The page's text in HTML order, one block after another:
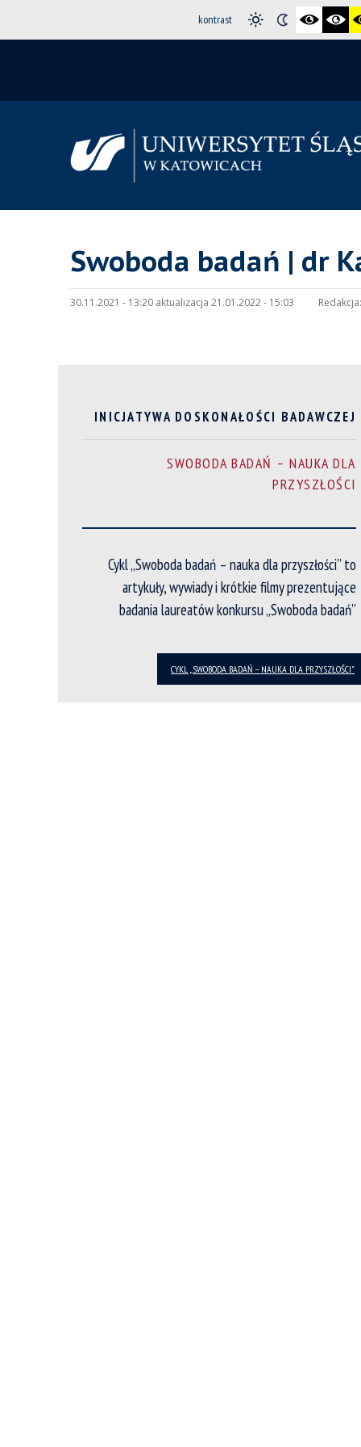
kontrast
Swoboda badań | dr
30.11.2021 - 13:20 aktualizacja 21.01.2022 - 15:03 Redakcja:
INICJATYWA DOSKONAŁOŚCI BADAWCZEJ
SWOBODA BADAŃ – NAUKA DLA
PRZYSZŁOŚCI
Cykl „Swoboda badań – nauka dla przyszłości” to
artykuły, wywiady i krótkie filmy prezentujące
badania laureatów konkursu „Swoboda badań”
CYKL „SWOBODA BADAŃ – NAUKA DLA PRZYSZŁOŚCI”